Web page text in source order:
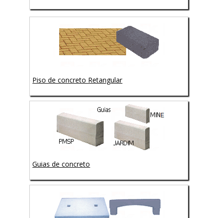
Piso de concreto Retangular
Guias de concreto